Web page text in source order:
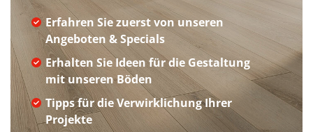
Erfahren Sie zuerst von unseren
Angeboten & Specials
Erhalten Sie Ideen für die Gestaltung
mit unseren Böden
Tipps für die Verwirklichung Ihrer
Projekte